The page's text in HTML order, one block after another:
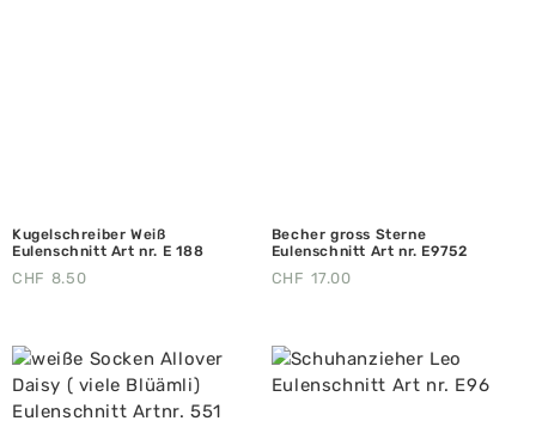
Kugelschreiber Weiß
Eulenschnitt Art nr. E 188
CHF 8.50
Becher gross Sterne
Eulenschnitt Art nr. E9752
CHF 17.00